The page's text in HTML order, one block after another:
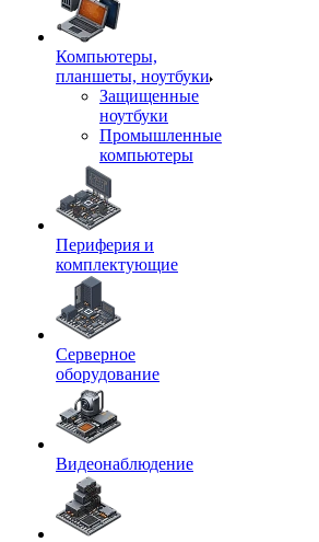
Компьютеры,
планшеты, ноутбуки
Защищенные
ноутбуки
Промышленные
компьютеры
Периферия и
комплектующие
Серверное
оборудование
Видеонаблюдение